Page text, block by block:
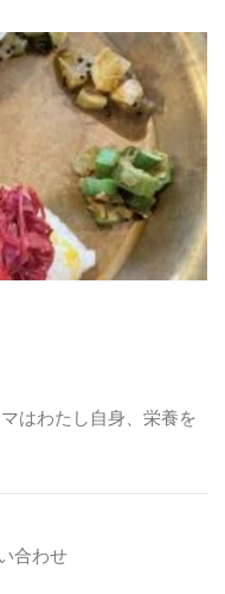
だらにの会
ご予約＆お問い合わせ
はわたし自身、栄養を
合わせ